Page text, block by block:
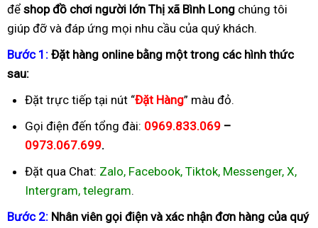
để shop đồ chơi người lớn Thị xã Bình Long chúng tôi
giúp đỡ và đáp ứng mọi nhu cầu của quý khách.
Bước 1: Đặt hàng online bằng một trong các hình thức
sau:
Đặt trực tiếp tại nút “Đặt Hàng” màu đỏ.
Gọi điện đến tổng đài: 0969.833.069 –
0973.067.699.
Đặt qua Chat: Zalo, Facebook, Tiktok, Messenger, X,
Intergram, telegram.
Bước 2: Nhân viên gọi điện và xác nhận đơn hàng của quý